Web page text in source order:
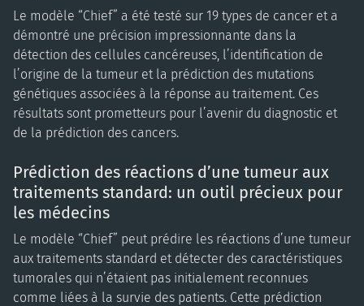
Le modèle “Chief” a été testé sur 19 types de cancer et a
démontré une précision impressionnante dans la
détection des cellules cancéreuses, l’identification de
l’origine de la tumeur et la prédiction des mutations
génétiques associées à la réponse au traitement. Ces
résultats sont prometteurs pour l’avenir du diagnostic et
de la prédiction des cancers.
Prédiction des réactions d’une tumeur aux
traitements standard: un outil précieux pour
les médecins
Le modèle “Chief” peut prédire les réactions d’une tumeur
aux traitements standard et détecter des caractéristiques
tumorales qui n’étaient pas initialement reconnues
comme liées à la survie des patients. Cette prédiction